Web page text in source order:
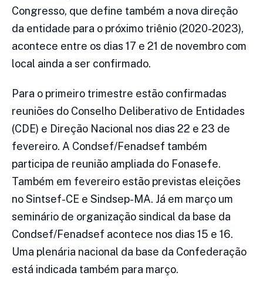
Congresso, que define também a nova direção
da entidade para o próximo triênio (2020-2023),
acontece entre os dias 17 e 21 de novembro com
local ainda a ser confirmado.
Para o primeiro trimestre estão confirmadas
reuniões do Conselho Deliberativo de Entidades
(CDE) e Direção Nacional nos dias 22 e 23 de
fevereiro. A Condsef/Fenadsef também
participa de reunião ampliada do Fonasefe.
Também em fevereiro estão previstas eleições
no Sintsef-CE e Sindsep-MA. Já em março um
seminário de organização sindical da base da
Condsef/Fenadsef acontece nos dias 15 e 16.
Uma plenária nacional da base da Confederação
está indicada também para março.